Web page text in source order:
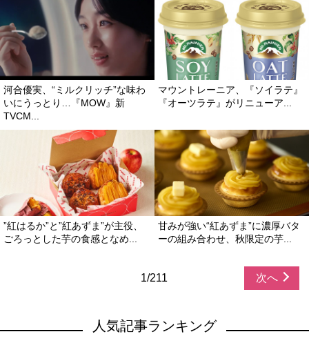
河合優実、“ミルクリッチ”な味わ
いにうっとり…『MOW』新
TVCM...
マウントレーニア、『ソイラテ』
『オーツラテ』がリニューア...
”紅はるか”と”紅あずま”が主役、
ごろっとした芋の食感となめ...
甘みが強い“紅あずま”に濃厚バタ
ーの組み合わせ、秋限定の芋...
1/211 次へ
人気記事ランキング